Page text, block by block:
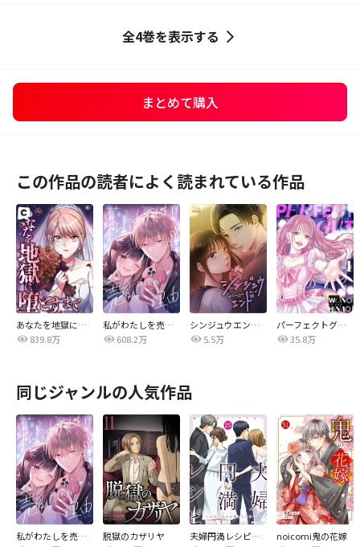
全4巻を表示する
まとめて購入
この作品の読者によく読まれている作品
あなたを地獄に堕とすまで
839.8万
私がわたしを売る理由
608.2万
シンジュウエンド【タテヨミ】
5.5万
パーフェクトグリッター
35.8万
同じジャンルの人気作品
私がわたしを売る理由
脱獄のカザリヤ
夫婦円満レシピ～それでも夫を愛している～
noicomi鬼の花嫁